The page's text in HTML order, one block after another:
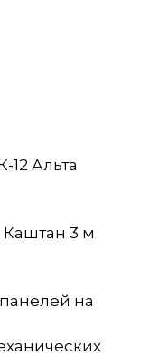
Альта
3 м
на